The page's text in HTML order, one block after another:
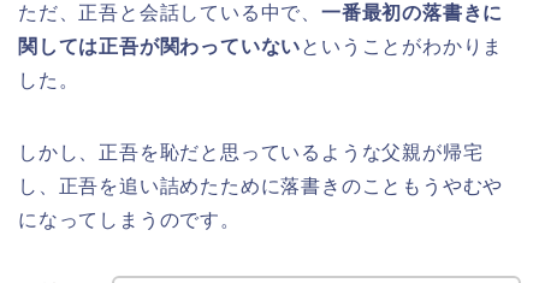
ただ、正吾と会話している中で、 一番最初の落書きに
関しては正吾が関わっていないということがわかりま
した。
しかし、正吾を恥だと思っているような父親が帰宅
し、正吾を追い詰めたために落書きのこともうやむや
になってしまうのです。